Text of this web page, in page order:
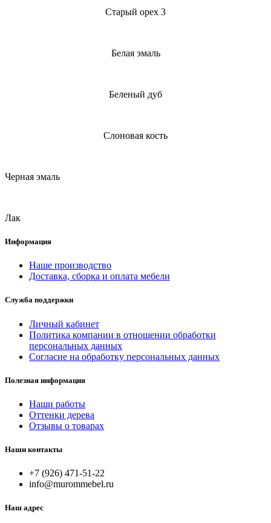
Старый орех 3
Белая эмаль
Беленый дуб
Слоновая кость
Черная эмаль
Лак
Информация
Наше производство
Доставка, сборка и оплата мебели
Служба поддержки
Личный кабинет
Политика компании в отношении обработки
персональных данных
Согласие на обработку персональных данных
Полезная информация
Наши работы
Оттенки дерева
Отзывы о товарах
Наши контакты
+7 (926) 471-51-22
info@murommebel.ru
Наш адрес